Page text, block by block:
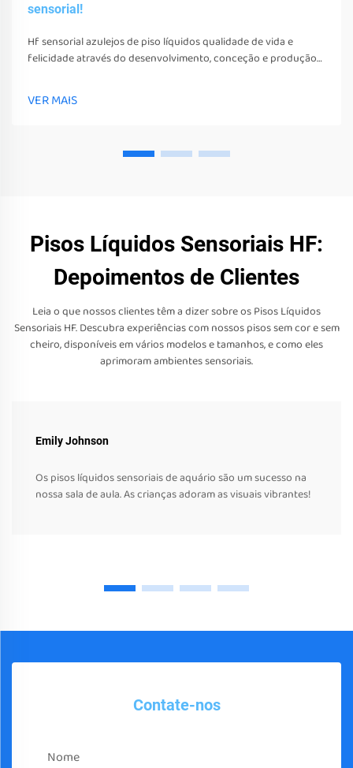
sensorial!
Hf sensorial azulejos de piso líquidos qualidade de vida e
felicidade através do desenvolvimento, conceção e produção
estimular os seus sentidos
VER MAIS
Pisos Líquidos Sensoriais HF:
Depoimentos de Clientes
Leia o que nossos clientes têm a dizer sobre os Pisos Líquidos
Sensoriais HF. Descubra experiências com nossos pisos sem cor e sem
cheiro, disponíveis em vários modelos e tamanhos, e como eles
aprimoram ambientes sensoriais.
Emily Johnson
Os pisos líquidos sensoriais de aquário são um sucesso na
nossa sala de aula. As crianças adoram as visuais vibrantes!
Contate-nos
Nome